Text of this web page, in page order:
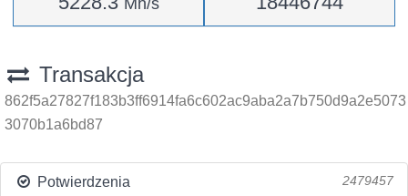
Transakcja
862f5a27827f183b3ff6914fa6c602ac9aba2a7b750d9a2e5073
3070b1a6bd87
Potwierdzenia 2479457